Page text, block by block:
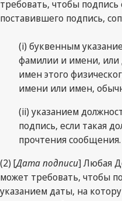
требовать, чтобы подпись
поставившего подпись,
(i) буквенным
фамилии и имени, или
имен этого
имени или имен,
(ii) указанием
подпись, если такая
прочтения сообщения.
(2) [Дата подписи] Любая
может требовать, чтобы
указанием даты, на